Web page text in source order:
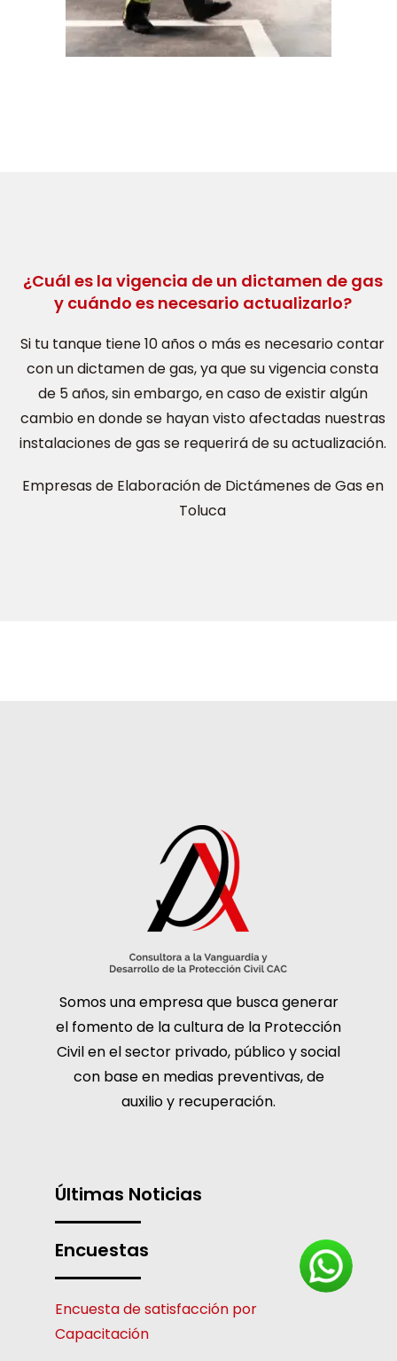
¿Cuál es la vigencia de un dictamen de gas
y cuándo es necesario actualizarlo?
Si tu tanque tiene 10 años o más es necesario contar
con un dictamen de gas, ya que su vigencia consta
de 5 años, sin embargo, en caso de existir algún
cambio en donde se hayan visto afectadas nuestras
instalaciones de gas se requerirá de su actualización.
Empresas de Elaboración de Dictámenes de Gas en
Toluca
Somos una empresa que busca generar
el fomento de la cultura de la Protección
Civil en el sector privado, público y social
con base en medias preventivas, de
auxilio y recuperación.
Últimas Noticias
Encuestas
Encuesta de satisfacción por
Capacitación